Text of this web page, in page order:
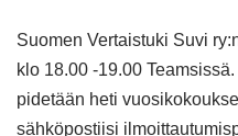
Suomen Vertaistuki Suvi
klo 18.00 -19.00
pidetään heti
sähköpostiisi